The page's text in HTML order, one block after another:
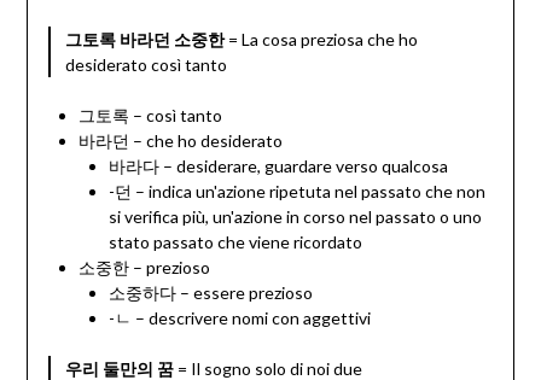
그토록 바라던 소중한= La cosa preziosa che ho
desiderato così tanto
그토록 – così tanto
바라던 – che ho desiderato
바라다 – desiderare, guardare verso qualcosa
-던 – indica un'azione ripetuta nel passato che non
si verifica più, un'azione in corso nel passato o uno
stato passato che viene ricordato
소중한 – prezioso
소중하다 – essere prezioso
-ㄴ – descrivere nomi con aggettivi
우리 둘만의 꿈= Il sogno solo di noi due